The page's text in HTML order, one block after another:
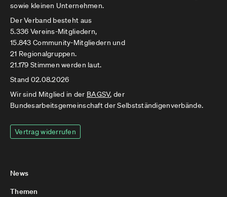
sowie kleinen Unternehmen.
Der Verband besteht aus
5.336 Vereins-Mitgliedern,
15.843 Community-Mitgliedern und
21 Regionalgruppen.
21.179 Stimmen werden laut.
Stand 02.08.2026
Wir sind Mitglied in der BAGSV, der
Bundesarbeitsgemeinschaft der Selbstständigenverbände.
Vertrag widerrufen
News
Themen